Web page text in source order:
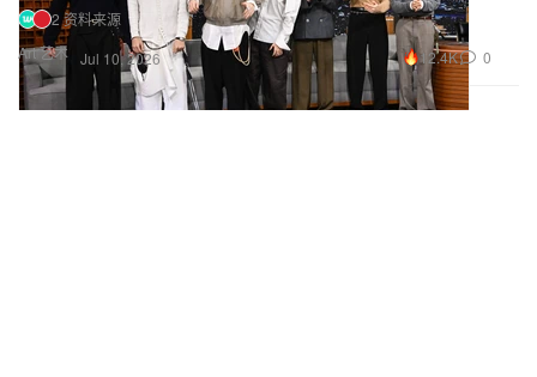
Art 艺术
2 资料来源
Jul 10, 2026
12.4K 0